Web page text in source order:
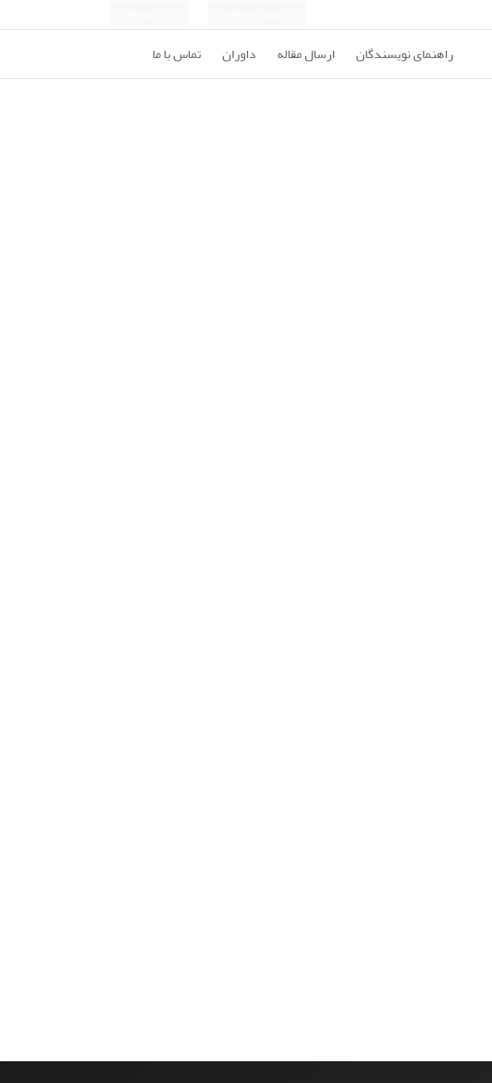
راهنمای نویسندگان ارسال مقاله داوران تماس با ما